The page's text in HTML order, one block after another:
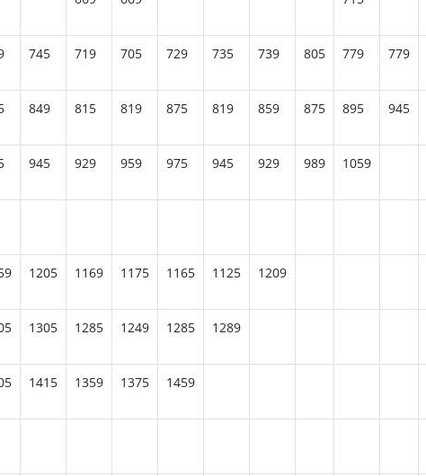
745 719 705 729 735 739 805 779 779
849 815 819 875 819 859 875 895 945
945 929 959 975 945 929 989 1059
1205 1169 1175 1165 1125 1209
1305 1285 1249 1285 1289
1415 1359 1375 1459